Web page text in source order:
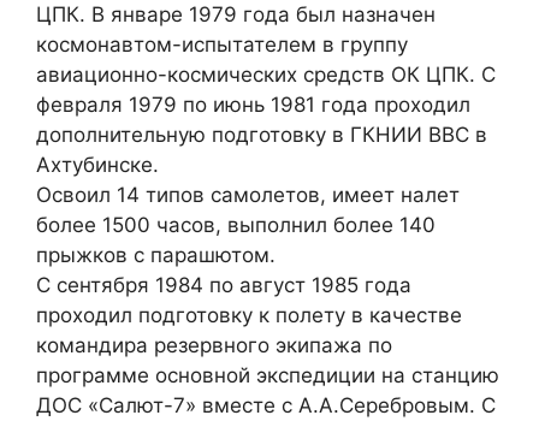
ЦПК. В январе 1979 года был назначен
космонавтом-испытателем в группу
авиационно-космических средств ОК ЦПК. С
февраля 1979 по июнь 1981 года проходил
дополнительную подготовку в ГКНИИ ВВС в
Ахтубинске.
Освоил 14 типов самолетов, имеет налет
более 1500 часов, выполнил более 140
прыжков с парашютом.
С сентября 1984 по август 1985 года
проходил подготовку к полету в качестве
командира резервного экипажа по
программе основной экспедиции на станцию
ДОС «Салют-7» вместе с А.А.Серебровым. С